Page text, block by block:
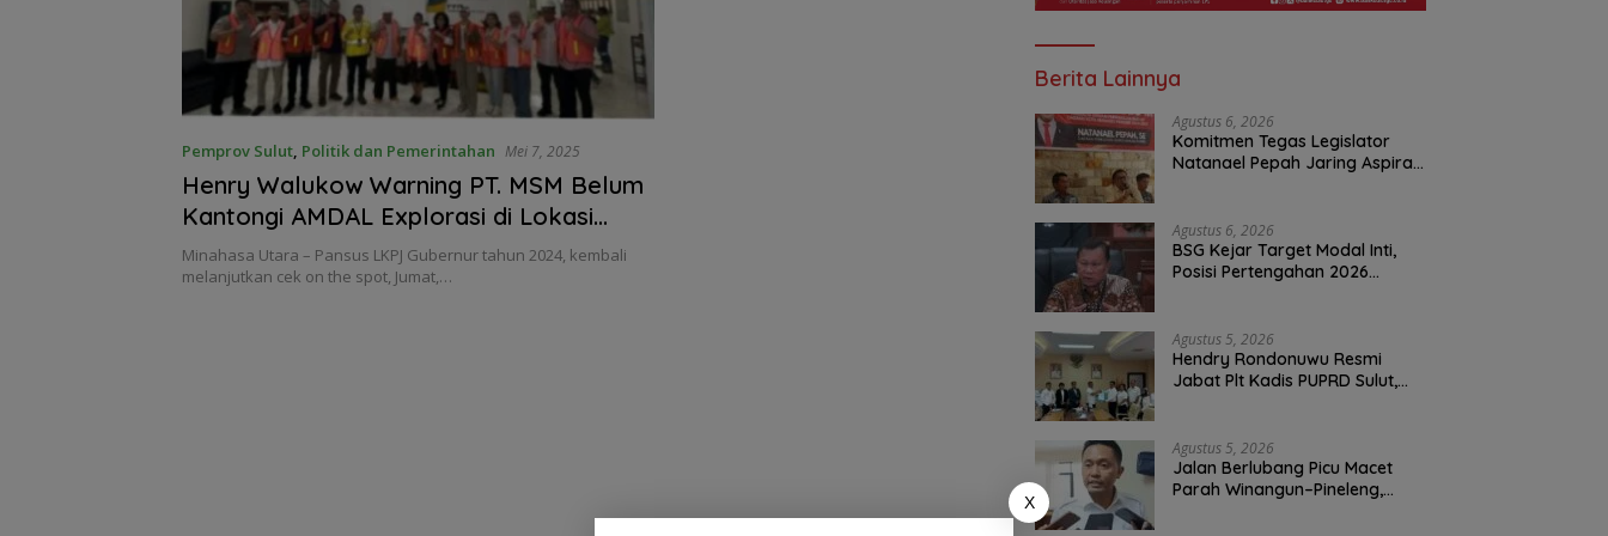
Pemprov Sulut, Politik dan Pemerintahan Mei 7, 2025
Henry Walukow Warning PT. MSM Belum
Kantongi AMDAL Explorasi di Lokasi
Tatelu Talawaan
Minahasa Utara – Pansus LKPJ Gubernur tahun 2024, kembali
melanjutkan cek on the spot, Jumat,…
Berita Lainnya
Agustus 6, 2026
Komitmen Tegas Legislator
Natanael Pepah Jaring Aspirasi
Infrastruktur
Agustus 6, 2026
BSG Kejar Target Modal Inti,
Posisi Pertengahan 2026
Agustus 5, 2026
Hendry Rondonuwu Resmi
Jabat Plt Kadis PUPRD Sulut,
Layanan Publik
Agustus 5, 2026
Jalan Berlubang Picu Macet
Parah Winangun–Pineleng,
X